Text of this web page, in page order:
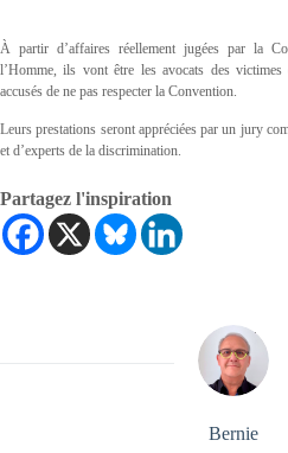
À partir d’affaires réellement jugées par la
l’Homme, ils vont être les avocats des
accusés de ne pas respecter la Convention.
Leurs prestations seront appréciées par un jury
et d’experts de la discrimination.
Partagez l'inspiration
Bernie